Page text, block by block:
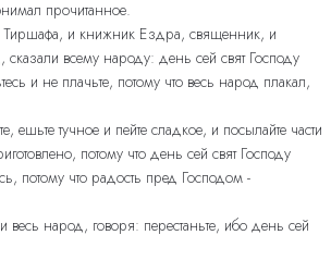
прочитанное.
и книжник Ездра, священник, и
всему народу: день сей свят Господу
и не плачьте, потому что весь народ плакал,
ешьте тучное и пейте сладкое, и посылайте части
потому что день сей свят Господу
потому что радость пред Господом -
весь народ, говоря: перестаньте, ибо день сей